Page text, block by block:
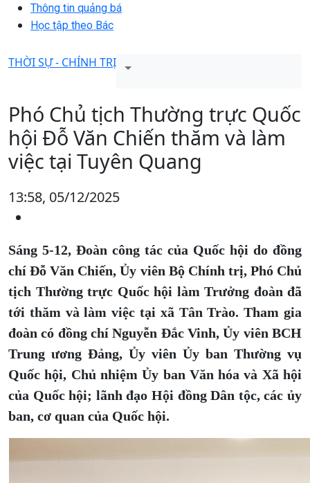
Thông tin quảng bá
Học tập theo Bác
THỜI SỰ - CHÍNH TRỊ
Phó Chủ tịch Thường trực Quốc
hội Đỗ Văn Chiến thăm và làm
việc tại Tuyên Quang
13:58, 05/12/2025
Sáng 5-12, Đoàn công tác của Quốc hội do đồng
chí Đỗ Văn Chiến, Ủy viên Bộ Chính trị, Phó Chủ
tịch Thường trực Quốc hội làm Trưởng đoàn đã
tới thăm và làm việc tại xã Tân Trào.Tham gia
đoàn có đồng chí Nguyễn Đắc Vinh, Ủy viên BCH
Trung ương Đảng, Ủy viên Ủy ban Thường vụ
Quốc hội, Chủ nhiệm Ủy ban Văn hóa và Xã hội
của Quốc hội; lãnh đạo Hội đồng Dân tộc, các ủy
ban, cơ quan của Quốc hội.